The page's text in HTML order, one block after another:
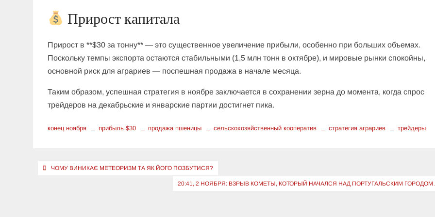
Прирост капитала
Прирост в **$30 за тонну** — это существенное увеличение прибыли, особенно при больших объемах.
Поскольку темпы экспорта остаются стабильными (1,5 млн тонн в октябре), и мировые рынки спокойны,
основной риск для аграриев — поспешная продажа в начале месяца.
Таким образом, успешная стратегия в ноябре заключается в сохранении зерна до момента, когда спрос
трейдеров на декабрьские и январские партии достигнет пика.
конец ноября прибыль $30 продажа пшеницы сельскохозяйственный кооператив стратегия аграриев трейдеры
Навигация
ЧОМУ ВИНИКАЄ МЕТЕОРИЗМ ТА ЯК ЙОГО ПОЗБУТИСЯ?
20:41, 2 НОЯБРЯ: ВЗРЫВ КОМЕТЫ, КОТОРЫЙ НАЧАЛСЯ НАД ПОРТУГАЛЬСКИМ ГОРОДОМ